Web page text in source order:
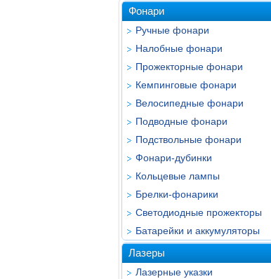
Фонари
Ручные фонари
Налобные фонари
Прожекторные фонари
Кемпинговые фонари
Велосипедные фонари
Подводные фонари
Подствольные фонари
Фонари-дубинки
Кольцевые лампы
Брелки-фонарики
Светодиодные прожекторы
Батарейки и аккумуляторы
Лазеры
Лазерные указки